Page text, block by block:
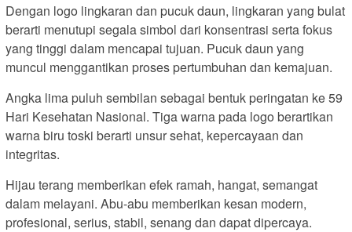
Dengan logo lingkaran dan pucuk daun, lingkaran yang bulat
berarti menutupi segala simbol dari konsentrasi serta fokus
yang tinggi dalam mencapai tujuan. Pucuk daun yang
muncul menggantikan proses pertumbuhan dan kemajuan.
Angka lima puluh sembilan sebagai bentuk peringatan ke 59
Hari Kesehatan Nasional. Tiga warna pada logo berartikan
warna biru toski berarti unsur sehat, kepercayaan dan
integritas.
Hijau terang memberikan efek ramah, hangat, semangat
dalam melayani. Abu-abu memberikan kesan modern,
profesional, serius, stabil, senang dan dapat dipercaya.